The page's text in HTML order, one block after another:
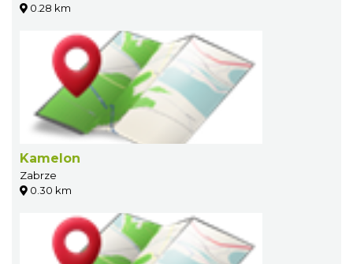
0.28 km
Kamelon
Zabrze
0.30 km